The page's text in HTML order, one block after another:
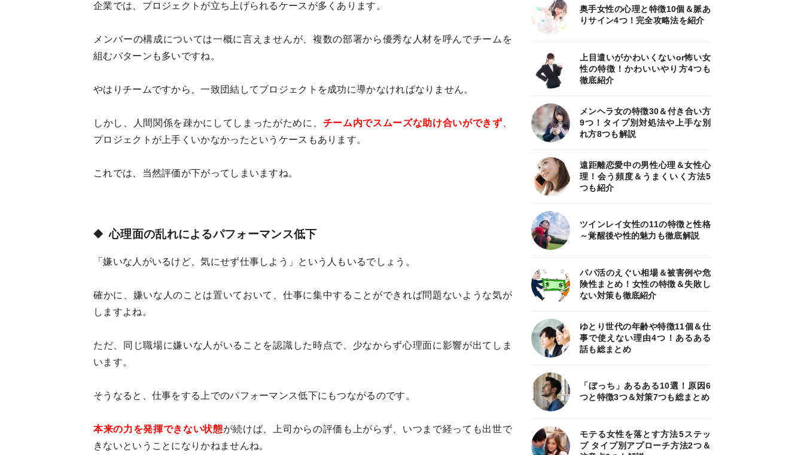
企業では、プロジェクトが立ち上げられるケースが多くあります。
メンバーの構成については一概に言えませんが、複数の部署から優秀な人材を呼んでチームを
組むパターンも多いですね。
やはりチームですから、一致団結してプロジェクトを成功に導かなければなりません。
しかし、人間関係を疎かにしてしまったがために、 チーム内でスムーズな助け合いができず
プロジェクトが上手くいかなかったというケースもあります。
これでは、当然評価が下がってしまいますね。
心理面の乱れによるパフォーマンス低下
「嫌いな人がいるけど、気にせず仕事しよう」という人もいるでしょう。
確かに、嫌いな人のことは置いておいて、仕事に集中することができれば問題ないような気が
しますよね。
ただ、同じ職場に嫌いな人がいることを認識した時点で、少なからず心理面に影響が出てしま
います。
そうなると、仕事をする上でのパフォーマンス低下にもつながるのです。
本来の力を発揮できない状態が続けば、上司からの評価も上がらず、いつまで経っても出世で
きないということになりかねませんね。
奥手女性の心理と特徴10個＆脈あ
りサイン4つ！完全攻略法を紹介
上目遣いがかわいくないor怖い女
性の特徴！かわいいやり方4つも
徹底紹介
メンヘラ女の特徴30＆付き合い方
9つ！タイプ別対処法や上手な別
れ方8つも解説
遠距離恋愛中の男性心理＆女性心
理！会う頻度＆うまくいく方法5
つも紹介
ツインレイ女性の11の特徴と性格
～覚醒後や性的魅力も徹底解説
パパ活のえぐい相場＆被害例や危
険性まとめ！女性の特徴＆失敗し
ない対策も徹底紹介
ゆとり世代の年齢や特徴11個＆仕
事で使えない理由4つ！あるある
話も総まとめ
「ぼっち」あるある10選！原因6
つと特徴3つ＆対策7つも総まとめ
モテる女性を落とす方法5ステッ
プ タイプ別アプローチ方法2つ＆